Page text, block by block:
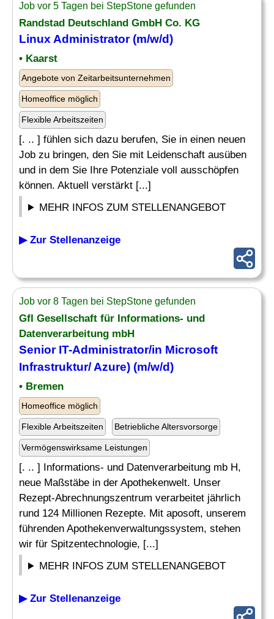
Job vor 5 Tagen bei StepStone gefunden
Randstad Deutschland GmbH Co. KG
Linux Administrator (m/w/d)
• Kaarst
Angebote von Zeitarbeitsunternehmen
Homeoffice möglich
Flexible Arbeitszeiten
[. .. ] fühlen sich dazu berufen, Sie in einen neuen
Job zu bringen, den Sie mit Leidenschaft ausüben
und in dem Sie Ihre Potenziale voll ausschöpfen
können. Aktuell verstärkt [...]
MEHR INFOS ZUM STELLENANGEBOT
▶ Zur Stellenanzeige
Job vor 8 Tagen bei StepStone gefunden
GfI Gesellschaft für Informations- und
Datenverarbeitung mbH
Senior IT-Administrator/in Microsoft
Infrastruktur/ Azure) (m/w/d)
• Bremen
Homeoffice möglich
Flexible Arbeitszeiten Betriebliche Altersvorsorge
Vermögenswirksame Leistungen
[. .. ] Informations- und Datenverarbeitung mb H,
neue Maßstäbe in der Apothekenwelt. Unser
Rezept-Abrechnungszentrum verarbeitet jährlich
rund 124 Millionen Rezepte. Mit aposoft, unserem
führenden Apothekenverwaltungssystem, stehen
wir für Spitzentechnologie, [...]
MEHR INFOS ZUM STELLENANGEBOT
▶ Zur Stellenanzeige